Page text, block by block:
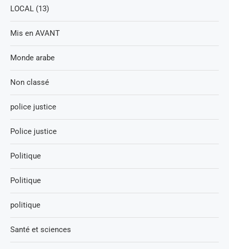
LOCAL (13)
Mis en AVANT
Monde arabe
Non classé
police justice
Police justice
Politique
Politique
politique
Santé et sciences